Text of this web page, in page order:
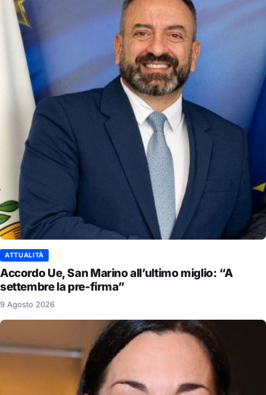
ATTUALITÀ
Accordo Ue, San Marino all’ultimo miglio: “A
settembre la pre-firma”
9 Agosto 2026